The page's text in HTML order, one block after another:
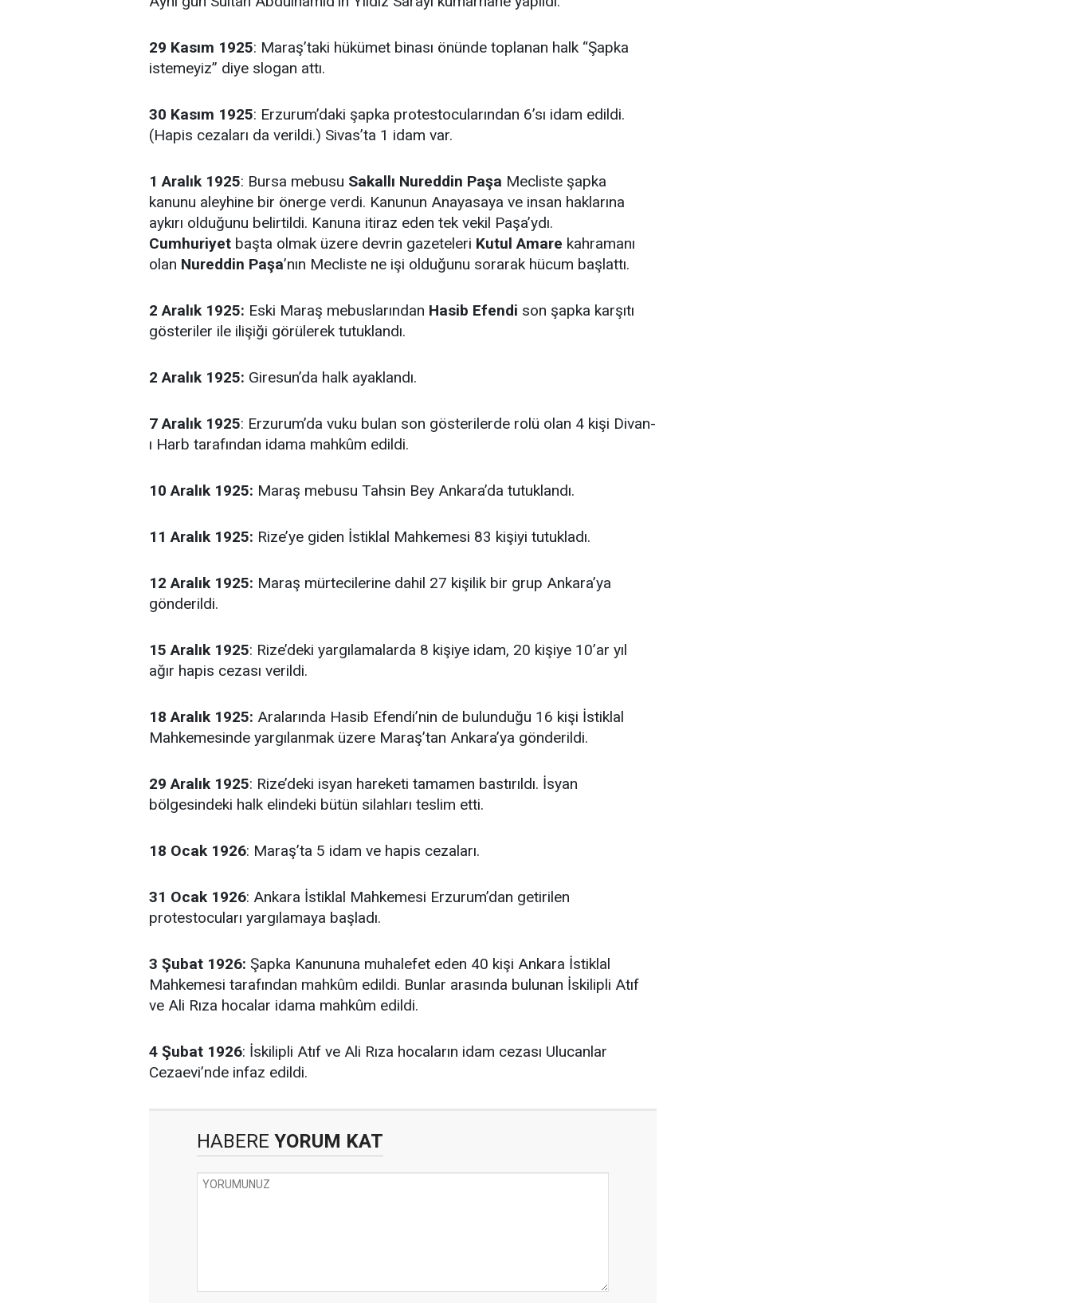
29 Kasım 1925: Maraş’taki hükümet binası önünde toplanan halk “Şapka
istemeyiz” diye slogan attı.
30 Kasım 1925: Erzurum’daki şapka protestocularından 6’sı idam edildi.
(Hapis cezaları da verildi.) Sivas’ta 1 idam var.
1 Aralık 1925: Bursa mebusu Sakallı Nureddin Paşa Mecliste şapka
kanunu aleyhine bir önerge verdi. Kanunun Anayasaya ve insan haklarına
aykırı olduğunu belirtildi. Kanuna itiraz eden tek vekil Paşa’ydı.
Cumhuriyet başta olmak üzere devrin gazeteleri Kutul Amare kahramanı
olan Nureddin Paşa’nın Mecliste ne işi olduğunu sorarak hücum başlattı.
2 Aralık 1925: Eski Maraş mebuslarından Hasib Efendi son şapka karşıtı
gösteriler ile ilişiği görülerek tutuklandı.
2 Aralık 1925: Giresun’da halk ayaklandı.
7 Aralık 1925: Erzurum’da vuku bulan son gösterilerde rolü olan 4 kişi Divan-
ı Harb tarafından idama mahkûm edildi.
10 Aralık 1925: Maraş mebusu Tahsin Bey Ankara’da tutuklandı.
11 Aralık 1925: Rize’ye giden İstiklal Mahkemesi 83 kişiyi tutukladı.
12 Aralık 1925: Maraş mürtecilerine dahil 27 kişilik bir grup Ankara’ya
gönderildi.
15 Aralık 1925: Rize’deki yargılamalarda 8 kişiye idam, 20 kişiye 10’ar yıl
ağır hapis cezası verildi.
18 Aralık 1925: Aralarında Hasib Efendi’nin de bulunduğu 16 kişi İstiklal
Mahkemesinde yargılanmak üzere Maraş’tan Ankara’ya gönderildi.
29 Aralık 1925: Rize’deki isyan hareketi tamamen bastırıldı. İsyan
bölgesindeki halk elindeki bütün silahları teslim etti.
18 Ocak 1926: Maraş’ta 5 idam ve hapis cezaları.
31 Ocak 1926: Ankara İstiklal Mahkemesi Erzurum’dan getirilen
protestocuları yargılamaya başladı.
3 Şubat 1926: Şapka Kanununa muhalefet eden 40 kişi Ankara İstiklal
Mahkemesi tarafından mahkûm edildi. Bunlar arasında bulunan İskilipli Atıf
ve Ali Rıza hocalar idama mahkûm edildi.
4 Şubat 1926: İskilipli Atıf ve Ali Rıza hocaların idam cezası Ulucanlar
Cezaevi’nde infaz edildi.
HABERE YORUM KAT